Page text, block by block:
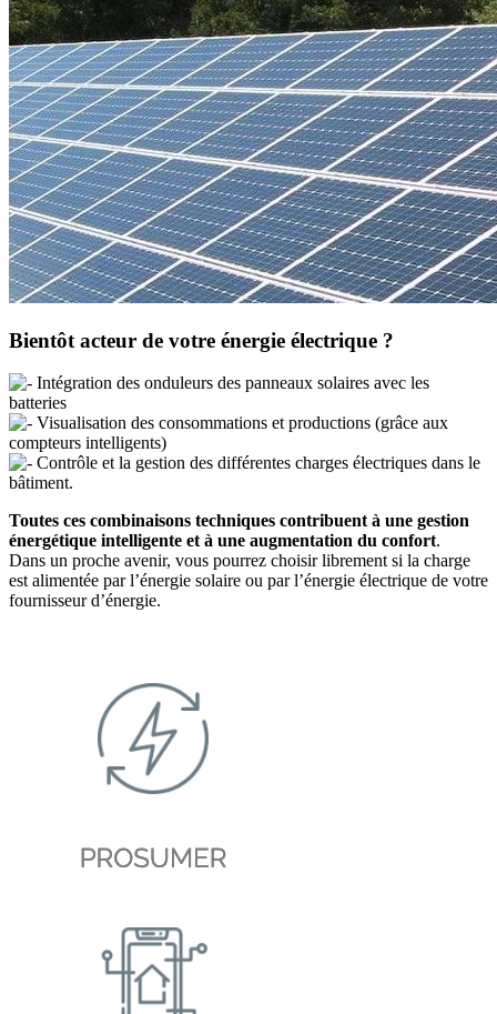
Bientôt acteur de votre énergie électrique ?
Intégration des onduleurs des panneaux solaires avec les
batteries
Visualisation des consommations et productions (grâce aux
compteurs intelligents)
Contrôle et la gestion des différentes charges électriques dans le
bâtiment.
Toutes ces combinaisons techniques contribuent à une gestion
énergétique intelligente et à une augmentation du confort.
Dans un proche avenir, vous pourrez choisir librement si la charge
est alimentée par l’énergie solaire ou par l’énergie électrique de votre
fournisseur d’énergie.